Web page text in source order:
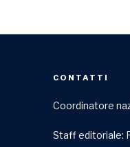
CONTATTI
Coordinatore
Staff editoriale: